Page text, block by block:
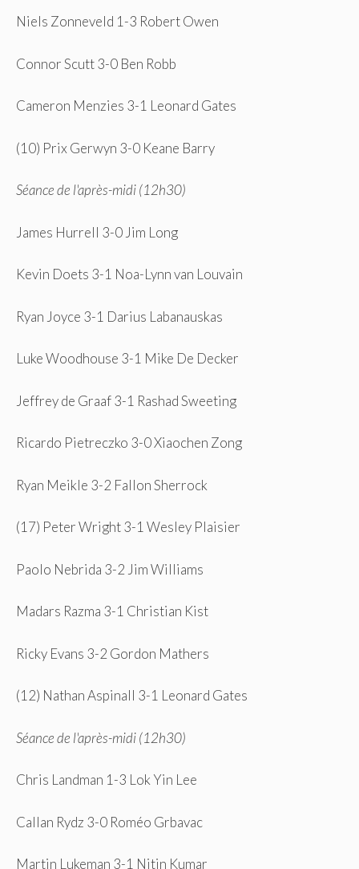
Niels Zonneveld 1-3 Robert Owen
Connor Scutt 3-0 Ben Robb
Cameron Menzies 3-1 Leonard Gates
(10) Prix Gerwyn 3-0 Keane Barry
Séance de l'après-midi (12h30)
James Hurrell 3-0 Jim Long
Kevin Doets 3-1 Noa-Lynn van Louvain
Ryan Joyce 3-1 Darius Labanauskas
Luke Woodhouse 3-1 Mike De Decker
Jeffrey de Graaf 3-1 Rashad Sweeting
Ricardo Pietreczko 3-0 Xiaochen Zong
Ryan Meikle 3-2 Fallon Sherrock
(17) Peter Wright 3-1 Wesley Plaisier
Paolo Nebrida 3-2 Jim Williams
Madars Razma 3-1 Christian Kist
Ricky Evans 3-2 Gordon Mathers
(12) Nathan Aspinall 3-1 Leonard Gates
Séance de l'après-midi (12h30)
Chris Landman 1-3 Lok Yin Lee
Callan Rydz 3-0 Roméo Grbavac
Martin Lukeman 3-1 Nitin Kumar